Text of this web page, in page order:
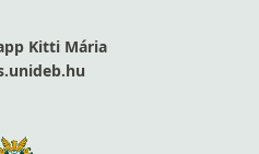
Kitti Mária